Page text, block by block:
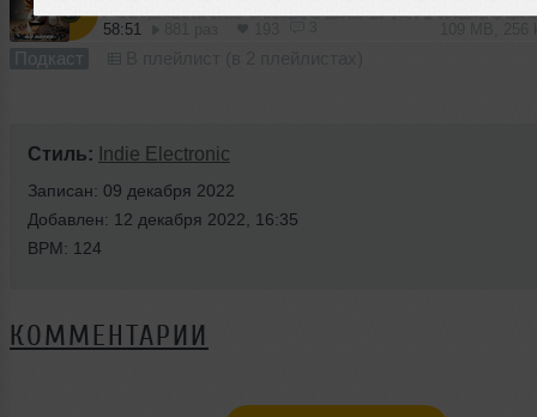
58:51
Подкаст
Стиль: Indie Electronic
Записан: 09 декабря 2022
Добавлен: 12 декабря 2022, 16:35
BPM: 124
КОММЕНТАРИИ